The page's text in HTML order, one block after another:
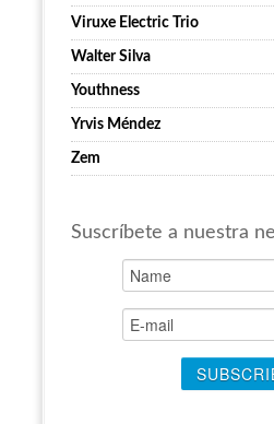
Viruxe Electric Trio
Walter Silva
Youthness
Yrvis Méndez
Zem
Suscríbete a nuestra